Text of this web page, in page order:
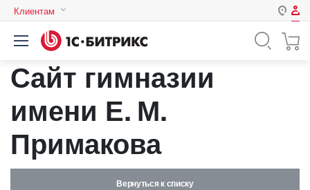
Клиентам
Авторизация
Логин
Пароль
Сайт гимназии
имени Е. М.
Примакова
Вернуться к списку